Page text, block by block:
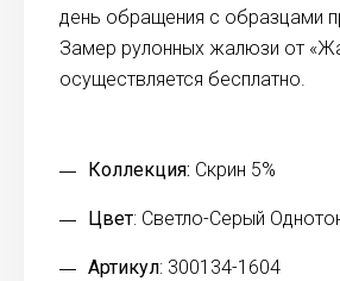
день обращения с образцами
Замер рулонных жалюзи от
осуществляется бесплатно.
Коллекция: Скрин 5%
Цвет: Светло-Серый
Артикул: 300134-1604